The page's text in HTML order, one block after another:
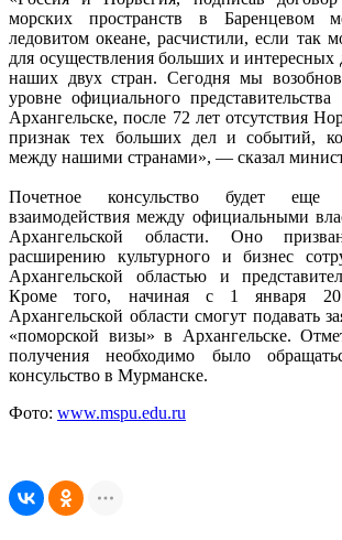
морских пространств в Баренцевом
ледовитом океане, расчистили, если так
для осуществления больших и интересных
наших двух стран. Сегодня мы
уровне официального
Архангельске, после 72 лет отсутствия
признак тех больших дел и событий,
между нашими странами», — сказал
Почетное консульство будет еще
взаимодействия между официальными
Архангельской области. Оно
расширению культурного и бизнес
Архангельской областью и
Кроме того, начиная с 1 января
Архангельской области смогут подавать
«поморской визы» в Архангельске.
получения необходимо было
консульство в Мурманске.
Фото: www.mspu.edu.ru